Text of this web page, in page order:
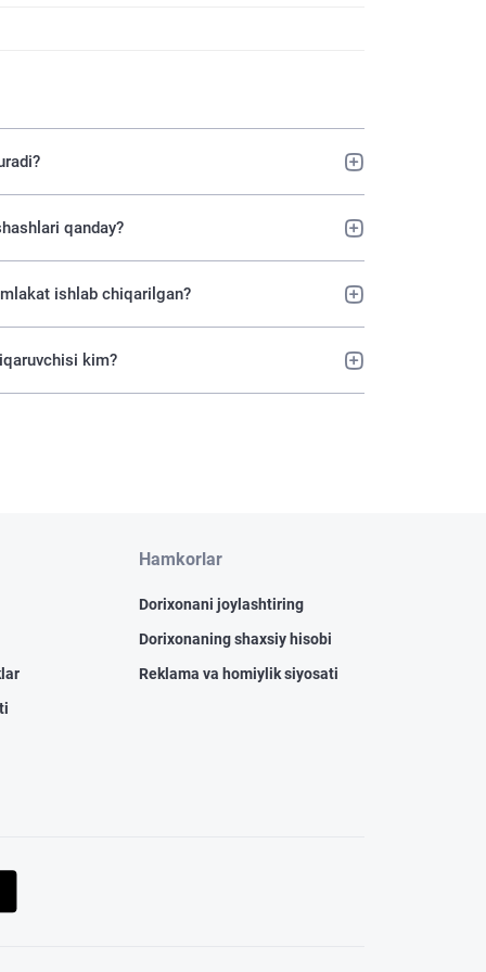
qanday?
ishlab chiqarilgan?
kim?
Hamkorlar
Dorixonani joylashtiring
Dorixonaning shaxsiy hisobi
Reklama va homiylik siyosati